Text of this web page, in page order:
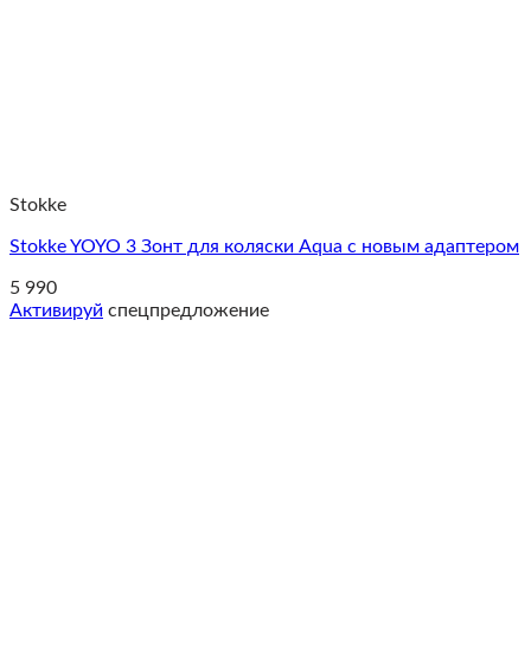
Stokke
Stokke YOYO 3 Зонт для коляски Aqua с новым адаптером
5 990
Активируй спецпредложение